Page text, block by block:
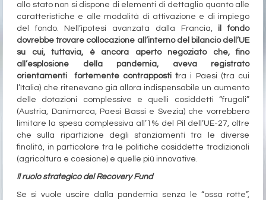
allo stato non si dispone di elementi di dettaglio quanto alle
caratteristiche e alle modalità di attivazione e di impiego
del fondo. Nell’ipotesi avanzata dalla Francia, il fondo
dovrebbe trovare collocazione all’interno del bilancio dell’UE
su cui, tuttavia, è ancora aperto negoziato che, fino
all’esplosione della pandemia, aveva registrato
orientamenti fortemente contrapposti tra i Paesi (tra cui
l’Italia) che ritenevano già allora indispensabile un aumento
delle dotazioni complessive e quelli cosiddetti “frugali”
(Austria, Danimarca, Paesi Bassi e Svezia) che vorrebbero
limitare la spesa complessiva all’1% del Pil dell’UE-27, oltre
che sulla ripartizione degli stanziamenti tra le diverse
finalità, in particolare tra le politiche cosiddette tradizionali
(agricoltura e coesione) e quelle più innovative.
Il ruolo strategico del Recovery Fund
Se si vuole uscire dalla pandemia senza le “ossa rotte”,